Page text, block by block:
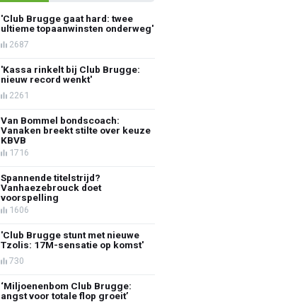
'Club Brugge gaat hard: twee
ultieme topaanwinsten onderweg'
2687
'Kassa rinkelt bij Club Brugge:
nieuw record wenkt'
2261
Van Bommel bondscoach:
Vanaken breekt stilte over keuze
KBVB
1716
Spannende titelstrijd?
Vanhaezebrouck doet
voorspelling
1606
'Club Brugge stunt met nieuwe
Tzolis: 17M-sensatie op komst'
730
‘Miljoenenbom Club Brugge:
angst voor totale flop groeit’